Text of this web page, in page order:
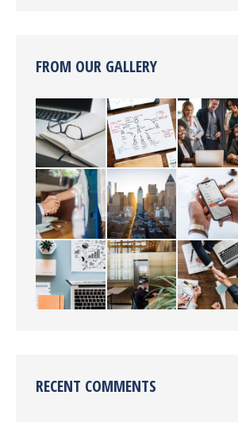
FROM OUR GALLERY
RECENT COMMENTS